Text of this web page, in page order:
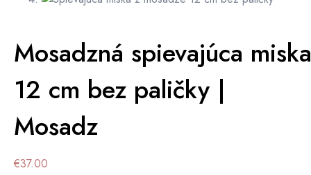
Mosadzná spievajúca miska
12 cm bez paličky |
Mosadz
€37.00